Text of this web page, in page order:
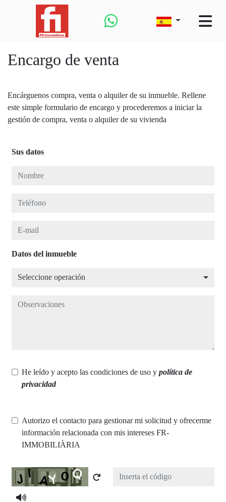
Encargo de venta
Encárguenos compra, venta o alquiler de su inmueble. Rellene
este simple formulario de encargo y procederemos a iniciar la
gestión de compra, venta o alquiler de su vivienda
Sus datos
Nombre
Teléfono
E-mail
Datos del inmueble
Seleccione operación
Seleccione operación
Observaciones
He leído y acepto las condiciones de uso y política de
privacidad
Autorizo el contacto para gestionar mi solicitud y ofrecerme
información relacionada con mis intereses FR-
IMMOBILIÀRIA
Captcha